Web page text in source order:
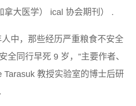
大医学） ical 协会期刊） .
中，那些经历严重粮食不安全
全同行早死 9 岁，”主要作者、
Tarasuk 教授实验室的博士后研